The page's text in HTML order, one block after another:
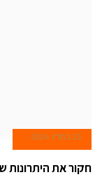
25 במרץ 2024
חקור את היתרונות